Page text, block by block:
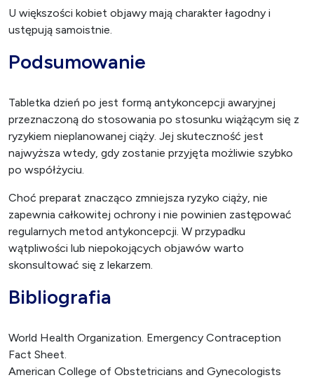
U większości kobiet objawy mają charakter łagodny i
ustępują samoistnie.
Podsumowanie
Tabletka dzień po jest formą antykoncepcji awaryjnej
przeznaczoną do stosowania po stosunku wiążącym się z
ryzykiem nieplanowanej ciąży. Jej skuteczność jest
najwyższa wtedy, gdy zostanie przyjęta możliwie szybko
po współżyciu.
Choć preparat znacząco zmniejsza ryzyko ciąży, nie
zapewnia całkowitej ochrony i nie powinien zastępować
regularnych metod antykoncepcji. W przypadku
wątpliwości lub niepokojących objawów warto
skonsultować się z lekarzem.
Bibliografia
World Health Organization. Emergency Contraception
Fact Sheet.
American College of Obstetricians and Gynecologists